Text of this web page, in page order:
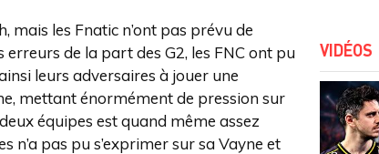
les Fnatic n’ont pas prévu de
de la part des G2, les FNC ont pu
leurs adversaires à jouer une
mettant énormément de pression sur
équipes est quand même assez
n’a pas pu s’exprimer sur sa Vayne et
VIDÉOS